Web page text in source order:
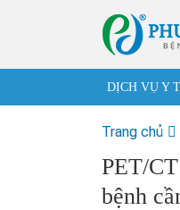
DỊCH VỤ Y
Trang chủ
PET/
bệnh